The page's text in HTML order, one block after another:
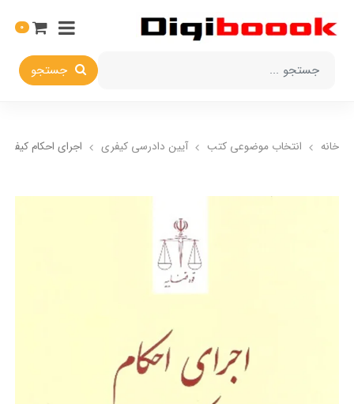
جستجو
0
خانه انتخاب​ موضوعي​ کتب آيین دادرسی کیفری اجرای احکام